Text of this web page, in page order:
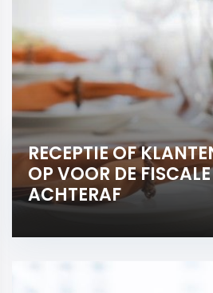
RECEPTIE OF
OP VOOR DE
ACHTERAF